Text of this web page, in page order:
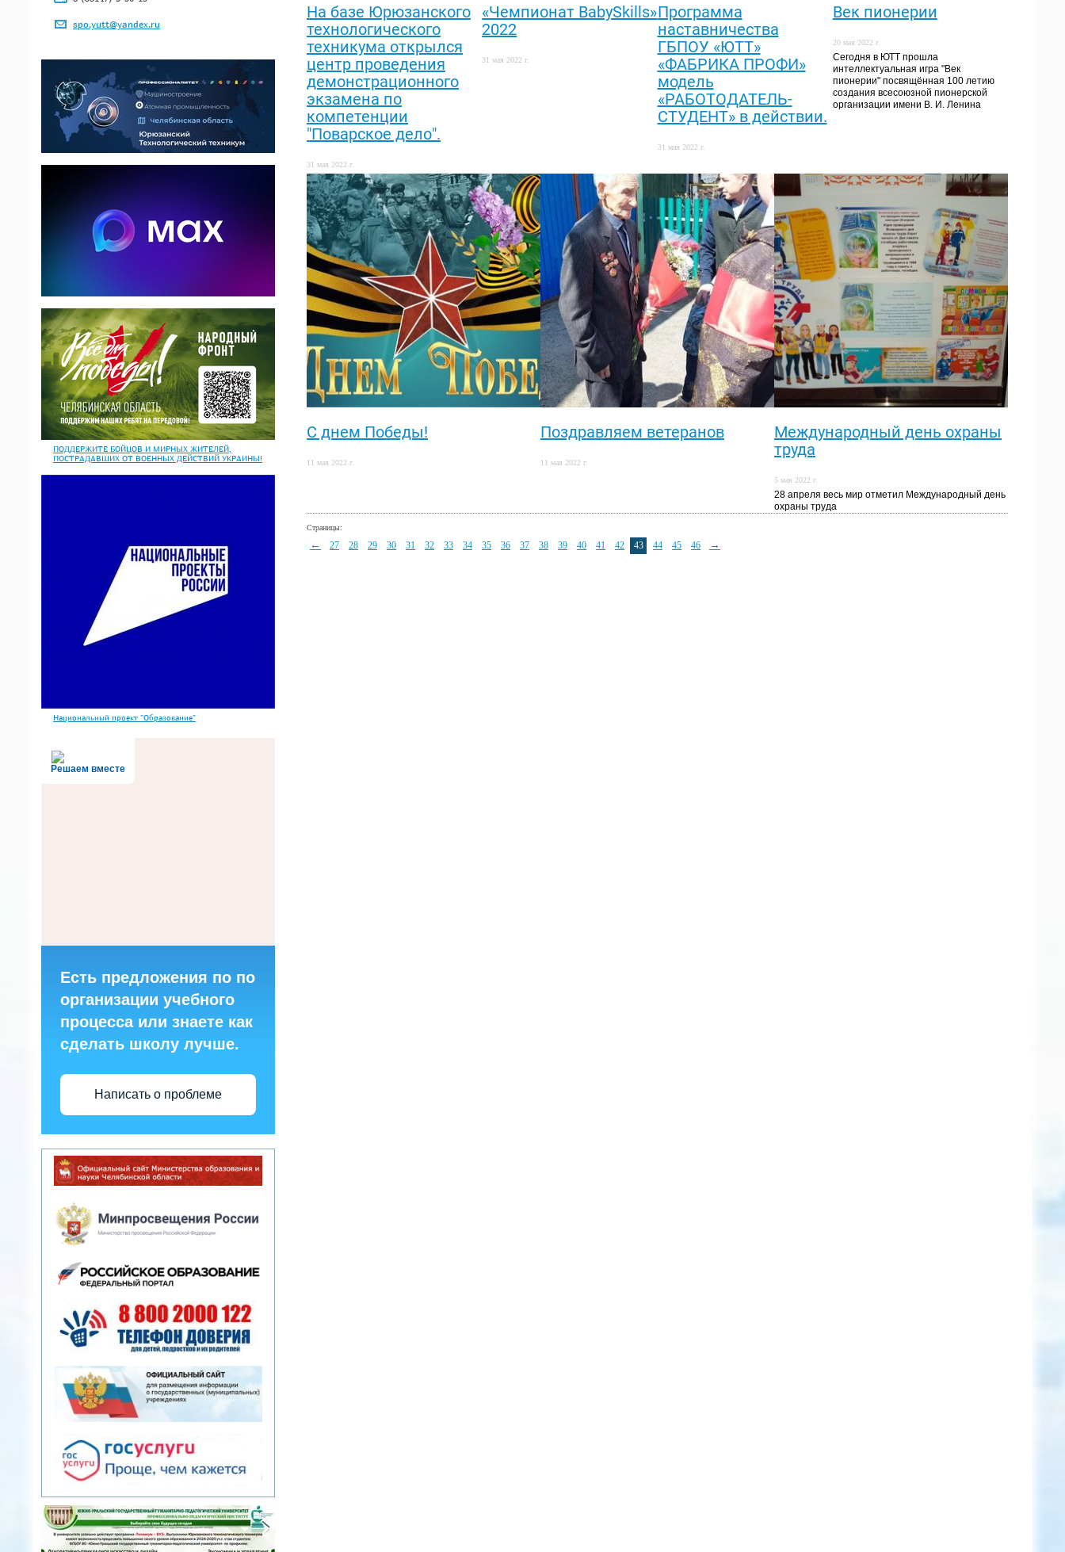
spo.yutt@yandex.ru
ПОДДЕРЖИТЕ БОЙЦОВ И МИРНЫХ ЖИТЕЛЕЙ,
ПОСТРАДАВШИХ ОТ ВОЕННЫХ ДЕЙСТВИЙ УКРАИНЫ!
Национальный проект "Образование"
Решаем вместе
Есть предложения по по
организации учебного
процесса или знаете как
сделать школу лучше.
Написать о проблеме
На базе Юрюзанского
технологического
техникума открылся
центр проведения
демонстрационного
экзамена по
компетенции
"Поварское дело".
31 мая 2022 г.
«Чемпионат BabySkills»
2022
31 мая 2022 г.
Программа
наставничества
ГБПОУ «ЮТТ»
«ФАБРИКА ПРОФИ»
модель
«РАБОТОДАТЕЛЬ-
СТУДЕНТ» в действии.
31 мая 2022 г.
Век пионерии
20 мая 2022 г.
Сегодня в ЮТТ прошла
интеллектуальная игра "Век
пионерии" посвящённая 100 летию
создания всесоюзной пионерской
организации имени В. И. Ленина
С днем Победы!
11 мая 2022 г.
Поздравляем ветеранов
11 мая 2022 г.
Международный день охраны
труда
5 мая 2022 г.
28 апреля весь мир отметил Международный день
охраны труда
Страницы:
← 27 28 29 30 31 32 33 34 35 36 37 38 39 40 41 42 43 44 45 46 →